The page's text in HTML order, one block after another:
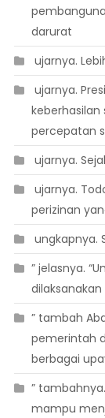
darurat
 ujarnya.
 ujarnya.
percepatan
 ujarnya.
 ujarnya.
perizinan
 ungkapnya.
” jelasnya.
” tambah
pemerintah
berbagai
”
mampu